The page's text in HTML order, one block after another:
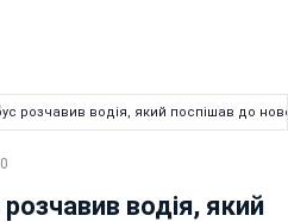
розчавив водія, який поспішав до
водія, який